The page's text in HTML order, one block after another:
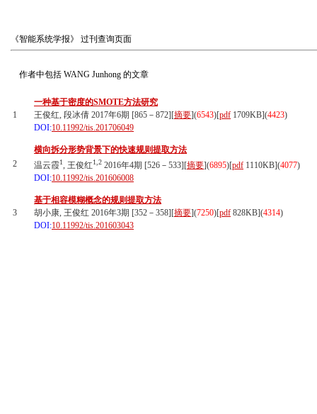
《智能系统学报》 过刊查询页面
作者中包括 WANG Junhong 的文章
1
一种基于密度的SMOTE方法研究
王俊红, 段冰倩 2017年6期 [865－872][摘要](6543)[pdf 1709KB](4423)
DOI:10.11992/tis.201706049
2
横向拆分形势背景下的快速规则提取方法
温云霞1, 王俊红1,2 2016年4期 [526－533][摘要](6895)[pdf 1110KB](4077)
DOI:10.11992/tis.201606008
3
基于相容模糊概念的规则提取方法
胡小康, 王俊红 2016年3期 [352－358][摘要](7250)[pdf 828KB](4314)
DOI:10.11992/tis.201603043